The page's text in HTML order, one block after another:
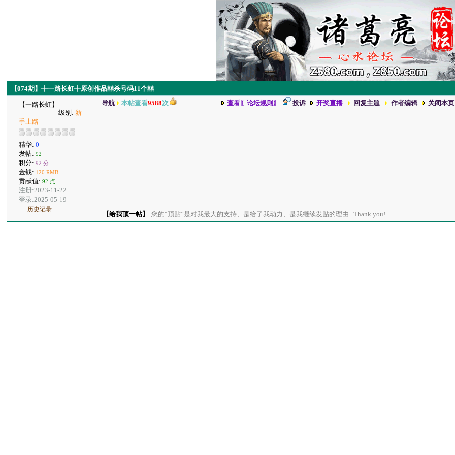
【074期】╋一路长虹╋原创作品囍杀号码11个囍
【一路长虹】
级别: 新
手上路
精华:0
发帖:92
积分:92 分
金钱: 120 RMB
贡献值:92 点
注册:2023-11-22
登录:2025-05-19
历史记录
导航 本帖查看9588次 查看〖论坛规则〗 投诉 开奖直播 回复主题 作者编辑 关闭本页
【给我顶一帖】 您的“顶贴”是对我最大的支持、是给了我动力、是我继续发贴的理由...Thank you!